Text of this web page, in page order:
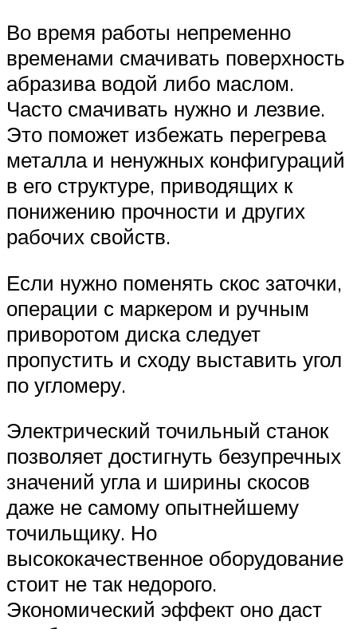
Во время работы непременно
временами смачивать поверхность
абразива водой либо маслом.
Часто смачивать нужно и лезвие.
Это поможет избежать перегрева
металла и ненужных конфигураций
в его структуре, приводящих к
понижению прочности и других
рабочих свойств.
Если нужно поменять скос заточки,
операции с маркером и ручным
приворотом диска следует
пропустить и сходу выставить угол
по угломеру.
Электрический точильный станок
позволяет достигнуть безупречных
значений угла и ширины скосов
даже не самому опытнейшему
точильщику. Но
высококачественное оборудование
стоит не так недорого.
Экономический эффект оно даст